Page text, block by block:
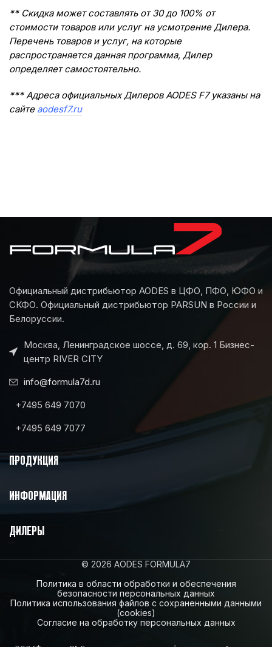
** Скидка может составлять от 30 до 100% от
стоимости товаров или услуг на усмотрение Дилера.
Перечень товаров и услуг, на которые
распространяется данная программа, Дилер
определяет самостоятельно.
*** Адреса официальных Дилеров AODES F7 указаны на
сайте aodesf7.ru
Официальный дистрибьютор AODES в ЦФО, ПФО, ЮФО и
СКФО. Официальный дистрибьютор PARSUN в России и
Белоруссии.
Москва, Ленинградское шоссе, д. 69, кор. 1 Бизнес-
центр RIVER CITY
info@formula7d.ru
+7495 649 7070
+7495 649 7077
ПРОДУКЦИЯ
ИНФОРМАЦИЯ
ДИЛЕРЫ
© 2026 AODES FORMULA7
Политика в области обработки и обеспечения
безопасности персональных данных
Политика использования файлов с сохраненными данными
(cookies)
Согласие на обработку персональных данных